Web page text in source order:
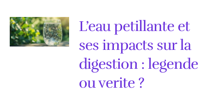
L’eau petillante et
ses impacts sur la
digestion : legende
ou verite ?